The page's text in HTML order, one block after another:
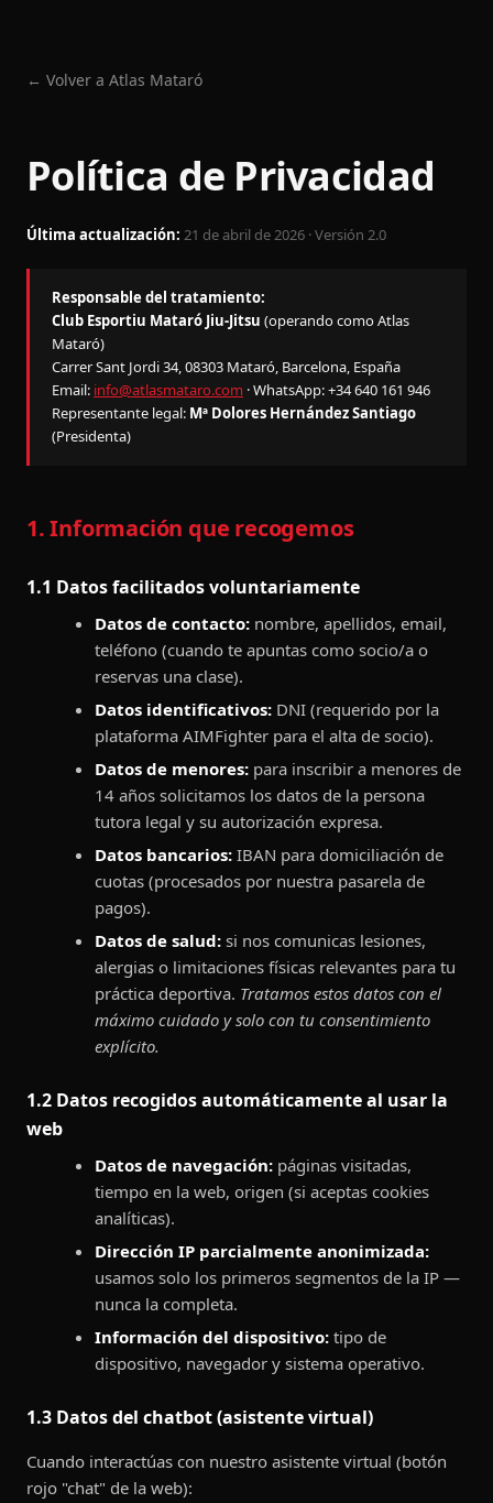
← Volver a Atlas Mataró
Política de Privacidad
Última actualización: 21 de abril de 2026 · Versión 2.0
Responsable del tratamiento:
Club Esportiu Mataró Jiu-Jitsu (operando como Atlas
Mataró)
Carrer Sant Jordi 34, 08303 Mataró, Barcelona, España
Email: info@atlasmataro.com · WhatsApp: +34 640 161 946
Representante legal: Mª Dolores Hernández Santiago
(Presidenta)
1. Información que recogemos
1.1 Datos facilitados voluntariamente
Datos de contacto: nombre, apellidos, email,
teléfono (cuando te apuntas como socio/a o
reservas una clase).
Datos identificativos: DNI (requerido por la
plataforma AIMFighter para el alta de socio).
Datos de menores: para inscribir a menores de
14 años solicitamos los datos de la persona
tutora legal y su autorización expresa.
Datos bancarios: IBAN para domiciliación de
cuotas (procesados por nuestra pasarela de
pagos).
Datos de salud: si nos comunicas lesiones,
alergias o limitaciones físicas relevantes para tu
práctica deportiva. Tratamos estos datos con el
máximo cuidado y solo con tu consentimiento
explícito.
1.2 Datos recogidos automáticamente al usar la
web
Datos de navegación: páginas visitadas,
tiempo en la web, origen (si aceptas cookies
analíticas).
Dirección IP parcialmente anonimizada:
usamos solo los primeros segmentos de la IP —
nunca la completa.
Información del dispositivo: tipo de
dispositivo, navegador y sistema operativo.
1.3 Datos del chatbot (asistente virtual)
Cuando interactúas con nuestro asistente virtual (botón
rojo "chat" de la web):